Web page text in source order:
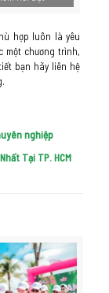
hợp luôn là yêu
một chương trình,
bạn hãy liên hệ
nghiệp
Tại TP. HCM